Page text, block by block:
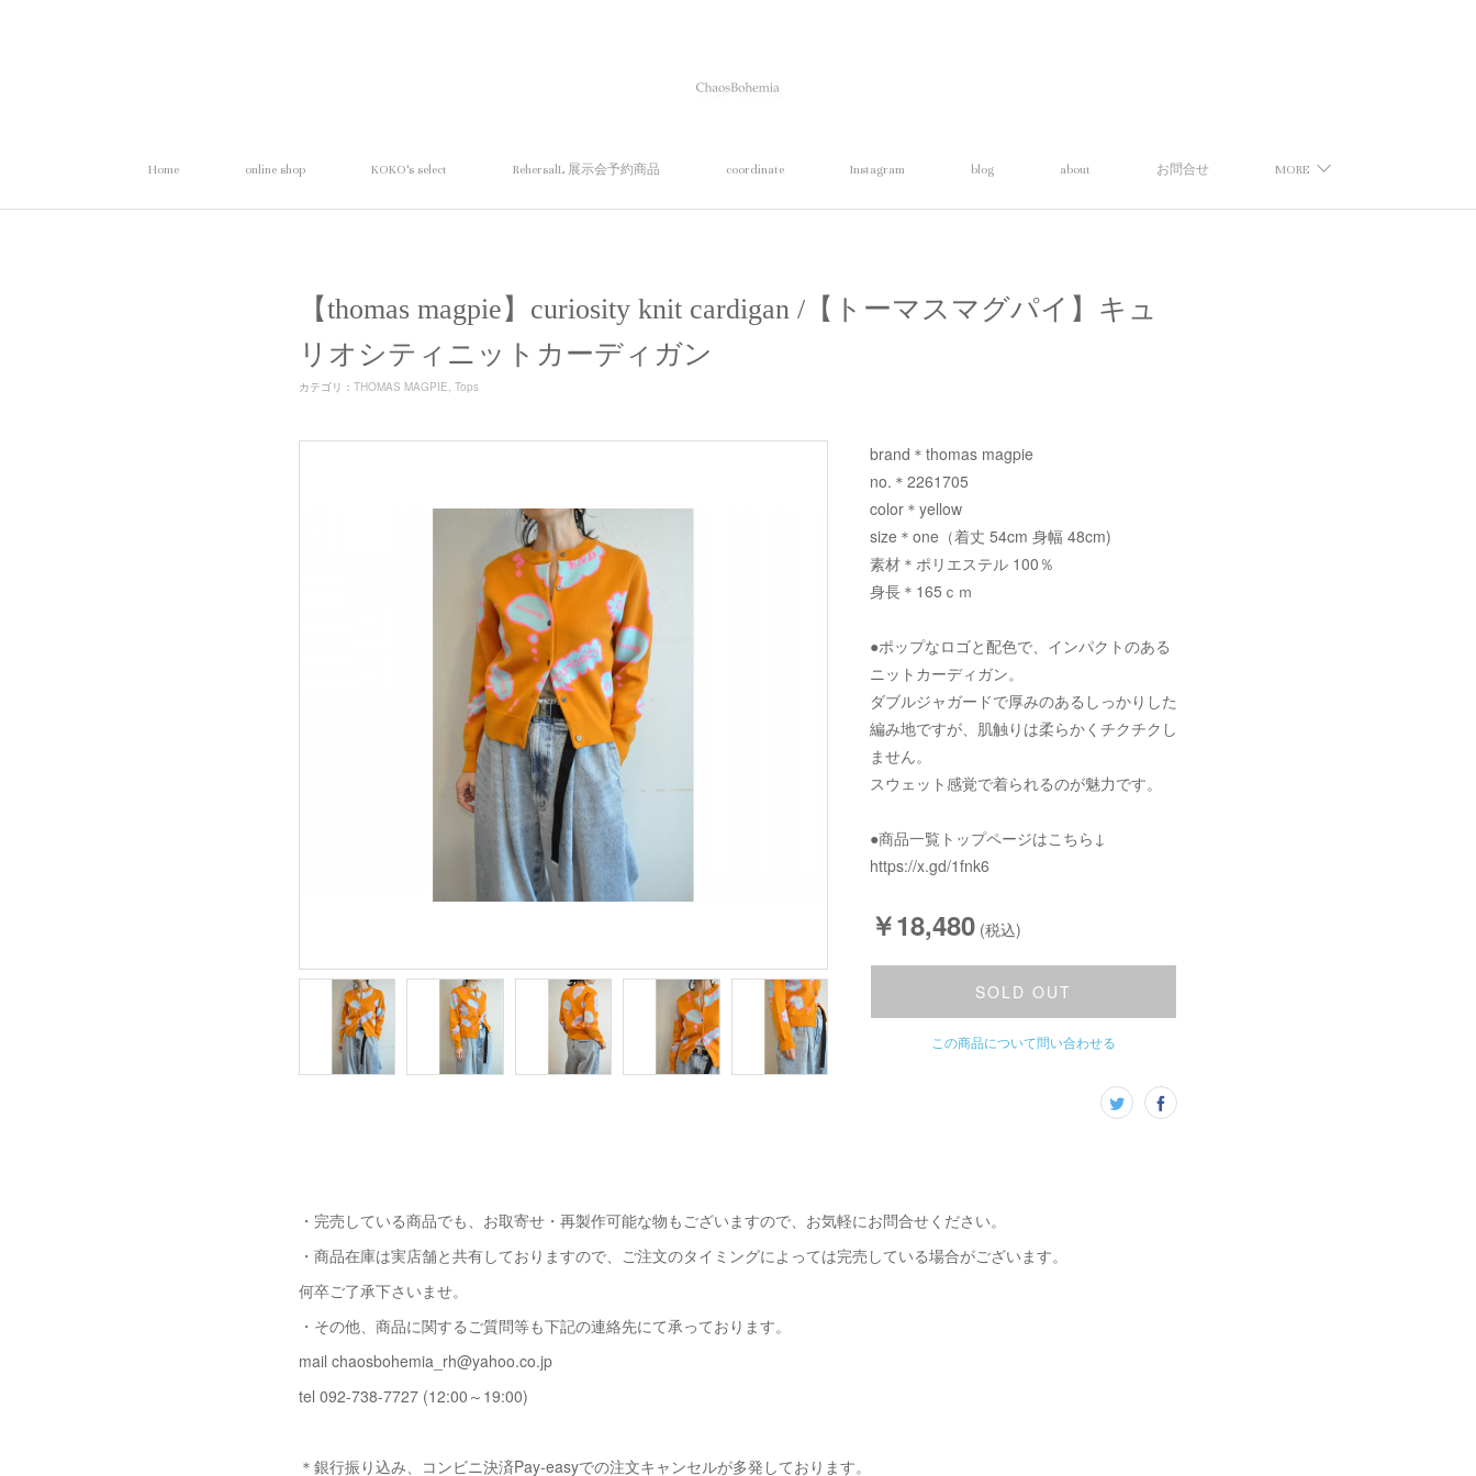
Home online shop KOKO's select RehersalL 展示会予約商品 coordinate Instagram blog about お問合せ MORE
【thomas magpie】curiosity knit cardigan /【トーマスマグパイ】キュ
リオシティニットカーディガン
カテゴリ ： THOMAS MAGPIE Tops
brand＊thomas magpie
no.＊2261705
color＊yellow
size＊one（着丈 54cm 身幅 48cm)
素材＊ポリエステル 100％
身長＊165ｃｍ
●ポップなロゴと配色で、インパクトのある
ニットカーディガン。
ダブルジャガードで厚みのあるしっかりした
編み地ですが、肌触りは柔らかくチクチクし
ません。
スウェット感覚で着られるのが魅力です。
●商品一覧トップページはこちら↓
https://x.gd/1fnk6
￥18,480 (税込)
SOLD OUT
この商品について問い合わせる
・完売している商品でも、お取寄せ・再製作可能な物もございますので、お気軽にお問合せください。
・商品在庫は実店舗と共有しておりますので、ご注文のタイミングによっては完売している場合がございます。
何卒ご了承下さいませ。
・その他、商品に関するご質問等も下記の連絡先にて承っております。
mail chaosbohemia_rh@yahoo.co.jp
tel 092-738-7727 (12:00～19:00)
＊銀行振り込み、コンビニ決済Pay-easyでの注文キャンセルが多発しております。